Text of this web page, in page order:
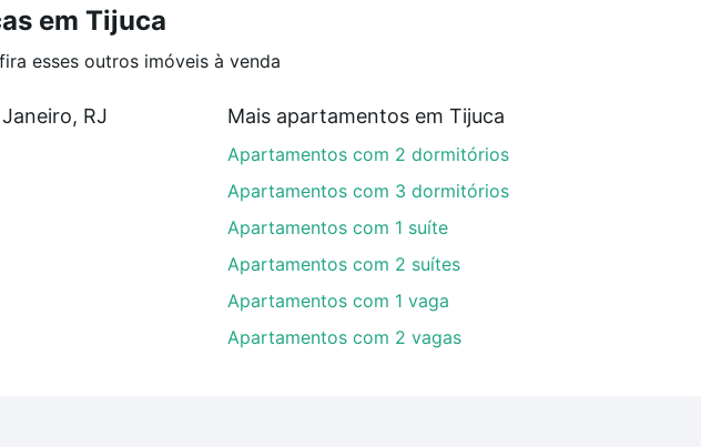
em Tijuca
esses outros imóveis à venda
RJ Mais apartamentos em Tijuca
Apartamentos com 2 dormitórios
Apartamentos com 3 dormitórios
Apartamentos com 1 suíte
Apartamentos com 2 suítes
Apartamentos com 1 vaga
Apartamentos com 2 vagas